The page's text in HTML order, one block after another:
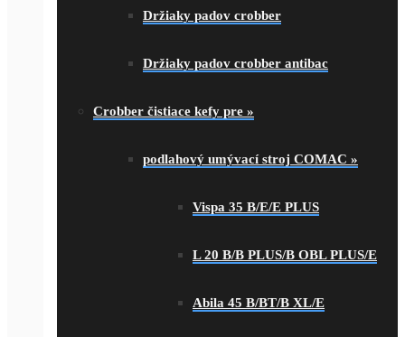
Držiaky padov crobber
Držiaky padov crobber antibac
Crobber čistiace kefy pre »
podlahový umývací stroj COMAC »
Vispa 35 B/E/E PLUS
L 20 B/B PLUS/B OBL PLUS/E
Abila 45 B/BT/B XL/E